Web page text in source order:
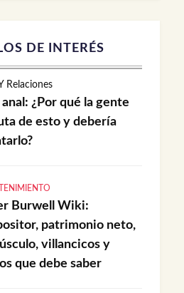
DE INTERÉS
Relaciones
anal: ¿Por qué la gente
de esto y debería
Burwell Wiki:
patrimonio neto,
villancicos y
que debe saber